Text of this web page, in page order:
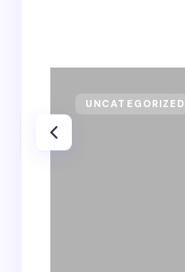
UNCATEGORIZED